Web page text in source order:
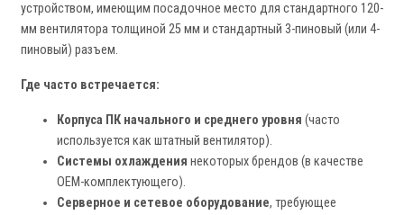
устройством, имеющим посадочное место для стандартного 120-
мм вентилятора толщиной 25 мм и стандартный 3-пиновый (или 4-
пиновый) разъем.
Где часто встречается:
Корпуса ПК начального и среднего уровня (часто
используется как штатный вентилятор).
Системы охлаждения некоторых брендов (в качестве
OEM-комплектующего).
Серверное и сетевое оборудование, требующее